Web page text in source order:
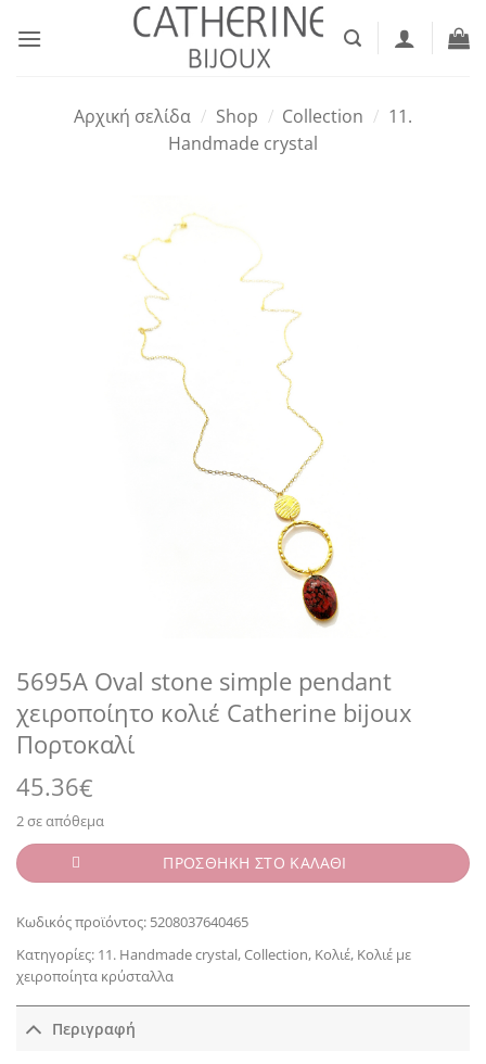
στο
Αρχική σελίδα / Shop / Collection / 11.
Handmade crystal
5695A Oval stone simple pendant
χειροποίητο κολιέ Catherine bijoux
Πορτοκαλί
45.36€
2 σε απόθεμα
ΠΡΟΣΘΗΚΗ ΣΤΟ ΚΑΛΑΘΙ
Κωδικός προϊόντος: 5208037640465
Κατηγορίες: 11. Handmade crystal,Collection, Κολιέ, Κολιέ με
χειροποίητα κρύσταλλα
Περιγραφή